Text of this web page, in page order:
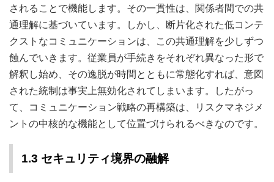
されることで機能します。その一貫性は、関係者間での共
通理解に基づいています。しかし、断片化された低コンテ
クストなコミュニケーションは、この共通理解を少しずつ
蝕んでいきます。従業員が手続きをそれぞれ異なった形で
解釈し始め、その逸脱が時間とともに常態化すれば、意図
された統制は事実上無効化されてしまいます。したがっ
て、コミュニケーション戦略の再構築は、リスクマネジメ
ントの中核的な機能として位置づけられるべきなのです。
1.3 セキュリティ境界の融解